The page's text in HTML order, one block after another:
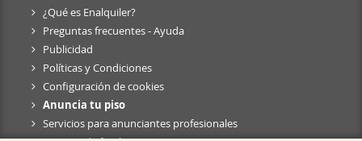
¿Qué es Enalquiler?
Preguntas frecuentes - Ayuda
Publicidad
Políticas y Condiciones
Configuración de cookies
Anuncia tu piso
Servicios para anunciantes profesionales